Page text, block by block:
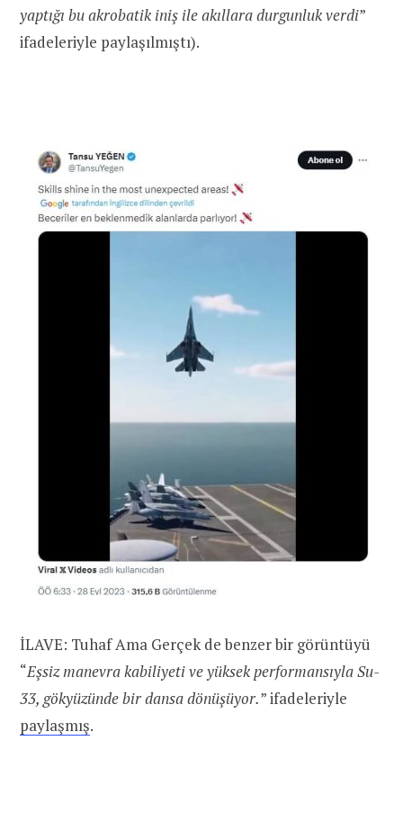
yaptığı bu akrobatik iniş ile akıllara durgunluk verdi”
ifadeleriyle paylaşılmıştı).
İLAVE: Tuhaf Ama Gerçek de benzer bir görüntüyü
“Eşsiz manevra kabiliyeti ve yüksek performansıyla Su-
33, gökyüzünde bir dansa dönüşüyor.” ifadeleriyle
paylaşmış.